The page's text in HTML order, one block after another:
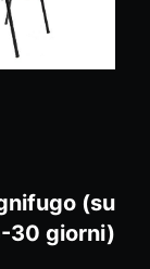
(su
30 giorni)